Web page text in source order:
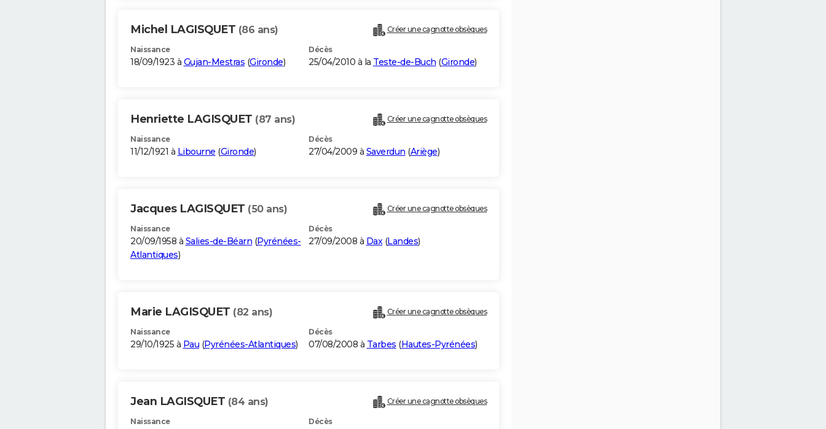
Michel LAGISQUET (86 ans) Créer une cagnotte obsèques
Naissance
18/09/1923 à Gujan-Mestras (Gironde)
Décès
25/04/2010 à la Teste-de-Buch (Gironde)
Henriette LAGISQUET (87 ans) Créer une cagnotte obsèques
Naissance
11/12/1921 à Libourne (Gironde)
Décès
27/04/2009 à Saverdun (Ariège)
Jacques LAGISQUET (50 ans) Créer une cagnotte obsèques
Naissance
20/09/1958 à Salies-de-Béarn (Pyrénées-
Atlantiques)
Décès
27/09/2008 à Dax(Landes)
Marie LAGISQUET (82 ans) Créer une cagnotte obsèques
Naissance
29/10/1925 à Pau (Pyrénées-Atlantiques)
Décès
07/08/2008 à Tarbes (Hautes-Pyrénées)
Jean LAGISQUET (84 ans) Créer une cagnotte obsèques
Naissance Décès